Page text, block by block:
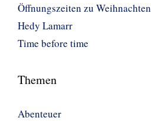
Öffnungszeiten zu Weihnachten
Hedy Lamarr
Time before time
Themen
Abenteuer